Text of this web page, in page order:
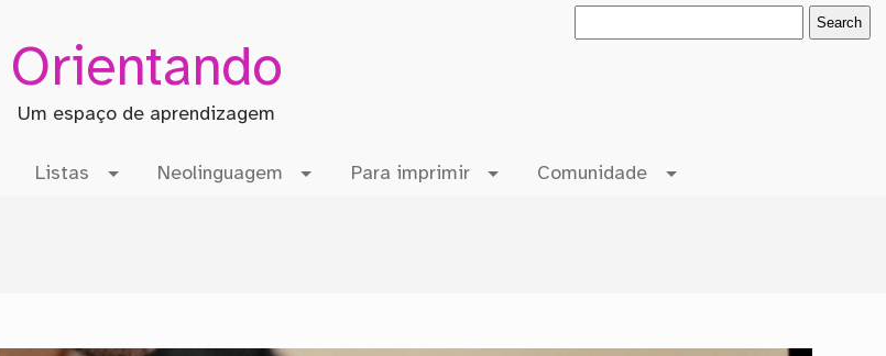
Orientando
Um espaço de aprendizagem
Listas Neolinguagem Para imprimir Comunidade